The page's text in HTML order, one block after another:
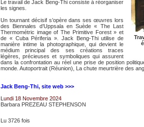
Le travail de Jack Beng-Thi consiste à réorganiser
les signes.
Un tournant décisif s’opère dans ses œuvres lors
des Biennales d’Uppsala en Suède « The Last
Thermométric image of The Primitive Forest » et
de « Cuba Périferia ». Jack Beng-Thi utilise de
manière intime la photographique, qui devient le
médium principal des ses créations traces
légères, précieuses et symboliques qui assurent
dans la confrontation au réel une prise de position
monde. Autoportrait (Réunion), La chute meurtrière des
Jack Beng-Thi, site web >>>
Lundi 18 Novembre 2024
Barbara PREZEAU STEPHENSON
Lu 3726 fois